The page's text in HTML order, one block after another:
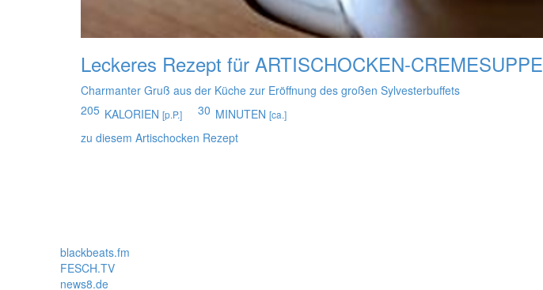
Leckeres Rezept für ARTISCHOCKEN-CREMESUPPE
Charmanter Gruß aus der Küche zur Eröffnung des großen Sylvesterbuffets
205 KALORIEN [p.P.] 30 MINUTEN [ca.]
zu diesem Artischocken Rezept
blackbeats.fm
FESCH.TV
news8.de